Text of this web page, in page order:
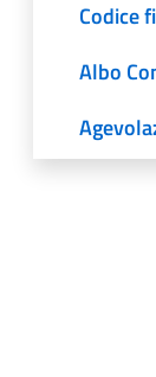
Codice
Albo
iscritti